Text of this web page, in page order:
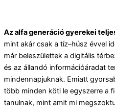
Az alfa generáció gyerekei
mint akár csak a tíz–húsz évvel
már beleszülettek a digitális
és az állandó információáradat
mindennapjuknak. Emiatt
több minden köti le egyszerre a
tanulnak, mint amit mi